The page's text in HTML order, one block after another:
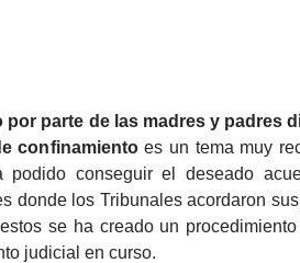
parte de las madres y padres
confinamientoes un tema muy
conseguir el deseado
donde los Tribunales acordaron
se ha creado un
judicial en curso.